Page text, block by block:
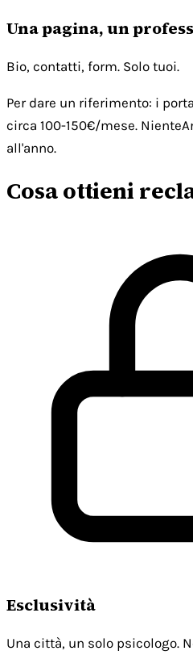
Una pagina, un
Bio, contatti, form. Solo tuoi.
Per dare un riferimento: i
circa 100-150€/mese.
all'anno.
Cosa ottieni
Esclusività
Una città, un solo psicologo.